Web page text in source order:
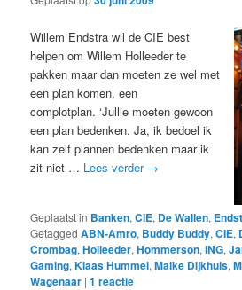
Willem Endstra wil de CIE best
helpen om Willem Holleeder te
pakken maar dan moeten ze wel met
een plan komen, een
complotplan. ‘Jullie moeten gewoon
een plan bedenken. Ja, ik bedoel ik
kan zelf plannen bedenken maar ik
zit niet … Lees verder →
Geplaatst in Banken,CIE, De Wallen,
Getagged ABN-Amro, Buddy Buddy,CIE,
Crombag,Holleeder,Hommerson,ING,
Gaming,Klaas Hummel,Maike Dijkhuis,
Wagenaar |1 reactie